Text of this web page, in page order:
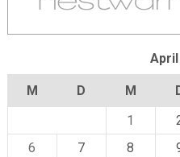
M D M
1
6
7 8